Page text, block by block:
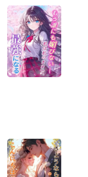
月ランキング
短編傑作